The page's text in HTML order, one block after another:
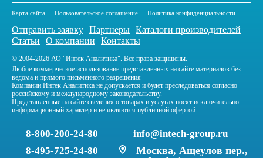
Карта сайта Пользовательское соглашение Политика конфиденциальности
Отправить заявку Партнеры Каталоги производителей
Статьи
О компании Контакты
© 2004-2026 АО "Интек Аналитика". Все права защищены.
Любое коммерческое использование представленных на сайте материалов без
ведома и прямого письменного разрешения
Компании Интек Аналитика не допускается и будет преследоваться согласно
российскому и международному законодательству.
Представленные на сайте сведения о товарах и услугах носят исключительно
информационный характер и не являются публичной офертой.
8-800-200-24-80
8-495-725-24-80
info@intech-group.ru
Москва, Ащеулов пер.,